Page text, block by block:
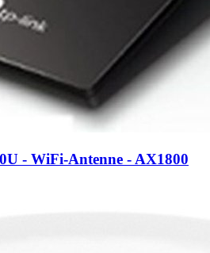
- WiFi-Antenne - AX1800